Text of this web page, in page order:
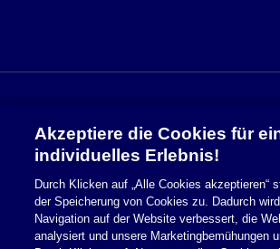
Sicherheitsinformationen
Nutzungsbedingungen
Cookie Richtlinie
Akzeptiere die Cookies für
individuelles Erlebnis!
Durch Klicken auf „Alle Cookies akzeptieren“
der Speicherung von Cookies zu. Dadurch
Navigation auf der Website verbessert, die
analysiert und unsere Marketingbemühungen